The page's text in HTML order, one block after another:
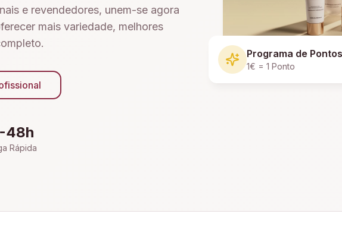
e revendedores, unem-se agora
mais variedade, melhores
48h
Rápida
Programa de Pontos
1€ = 1 Ponto